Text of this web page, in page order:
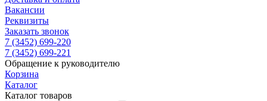
Вакансии
Реквизиты
Заказать звонок
7 (3452) 699-220
7 (3452) 699-221
Обращение к руководителю
Корзина
Каталог
Каталог товаров